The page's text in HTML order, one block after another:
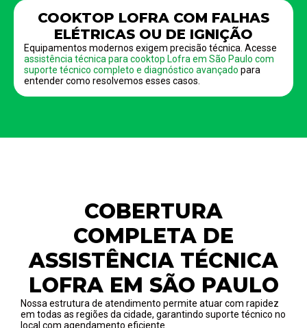
COOKTOP LOFRA COM FALHAS
ELÉTRICAS OU DE IGNIÇÃO
Equipamentos modernos exigem precisão técnica. Acesse
assistência técnica para cooktop Lofra em São Paulo com
suporte técnico completo e diagnóstico avançado para
entender como resolvemos esses casos.
COBERTURA
COMPLETA DE
ASSISTÊNCIA TÉCNICA
LOFRA EM SÃO PAULO
Nossa estrutura de atendimento permite atuar com rapidez
em todas as regiões da cidade, garantindo suporte técnico no
local com agendamento eficiente.